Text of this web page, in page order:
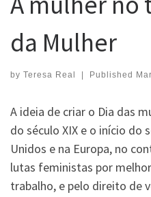
da Mulher
by Teresa Real Published
A ideia de criar o Dia das
do século XIX e o início do
Unidos e na Europa, no
lutas feministas por
trabalho, e pelo direito de